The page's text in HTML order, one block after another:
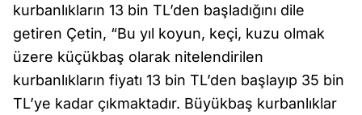
kurbanlıkların 13 bin TL’den başladığını dile
getiren Çetin, “Bu yıl koyun, keçi, kuzu olmak
üzere küçükbaş olarak nitelendirilen
kurbanlıkların fiyatı 13 bin TL’den başlayıp 35 bin
TL’ye kadar çıkmaktadır. Büyükbaş kurbanlıklar